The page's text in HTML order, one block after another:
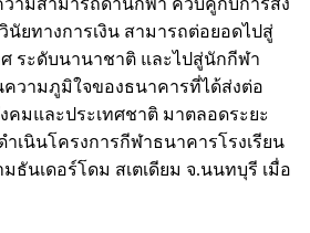
นัยทางการเงิน สามารถต่อยอดไปสู่
ระดับนานาชาติ และไปสู่นักกีฬา
วามภูมิใจของธนาคารที่ได้ส่งต่อ
มและประเทศชาติ มาตลอดระยะ
ำเนินโครงการกีฬาธนาคารโรงเรียน
นเดอร์โดม สเตเดียม จ.นนทบุรี เมื่อ